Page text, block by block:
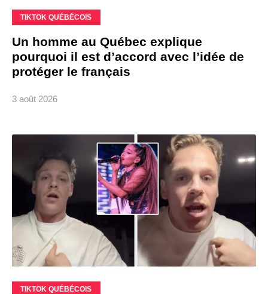
TIKTOK QUÉBÉCOIS
Un homme au Québec explique
pourquoi il est d’accord avec l’idée de
protéger le français
3 août 2026
TIKTOK QUÉBÉCOIS